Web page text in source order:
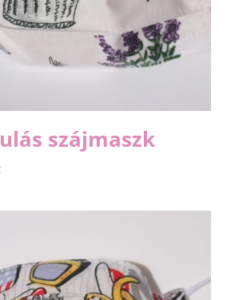
szájmaszk
Ártartomány: